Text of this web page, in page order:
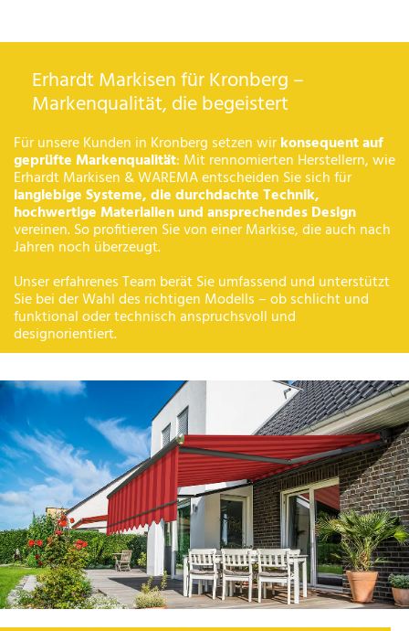
Erhardt Markisen für Kronberg –
Markenqualität, die begeistert
Für unsere Kunden in Kronberg setzen wirkonsequent auf
geprüfte Markenqualität: Mit rennomierten Herstellern, wie
Erhardt Markisen & WAREMA entscheiden Sie sich für
langlebige Systeme, die durchdachte Technik,
hochwertige Materialien und ansprechendes Design
vereinen. So profitieren Sie von einer Markise, die auch nach
Jahren noch überzeugt.
Unser erfahrenes Team berät Sie umfassend und unterstützt
Sie bei der Wahl des richtigen Modells – ob schlicht und
funktional oder technisch anspruchsvoll und
designorientiert.